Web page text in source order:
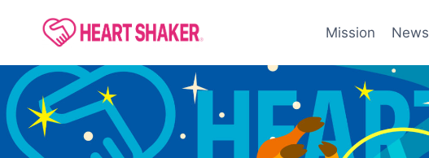
キ
ッ
プ
Mission News